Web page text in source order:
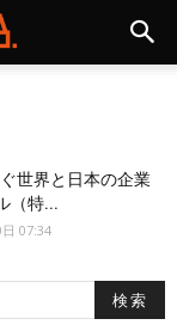
世界と日本の企業
（特...
07:34